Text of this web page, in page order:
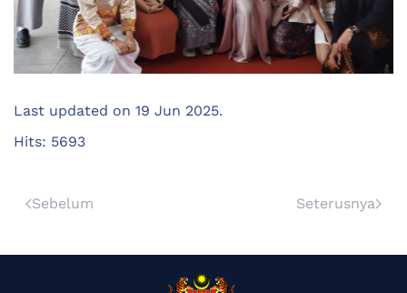
Last updated on 19 Jun 2025.
Hits: 5693
Sebelum Seterusnya